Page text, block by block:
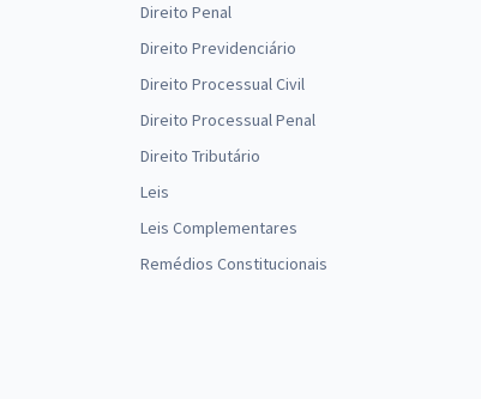
Direito Penal
Direito Previdenciário
Direito Processual Civil
Direito Processual Penal
Direito Tributário
Leis
Leis Complementares
Remédios Constitucionais